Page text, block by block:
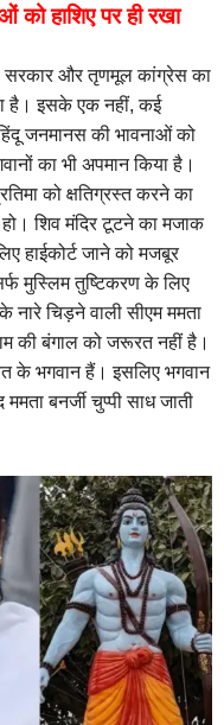
को हाशिए पर ही रखा
सरकार और तृणमूल कांग्रेस का
है। इसके एक नहीं, कई
जनमानस की भावनाओं को
का भी अपमान किया है।
को क्षतिग्रस्त करने का
हो। शिव मंदिर टूटने का मजाक
हाईकोर्ट जाने को मजबूर
मुस्लिम तुष्टिकरण के लिए
नारे चिड़ने वाली सीएम ममता
की बंगाल को जरूरत नहीं है।
के भगवान हैं। इसलिए भगवान
बनर्जी चुप्पी साध जाती